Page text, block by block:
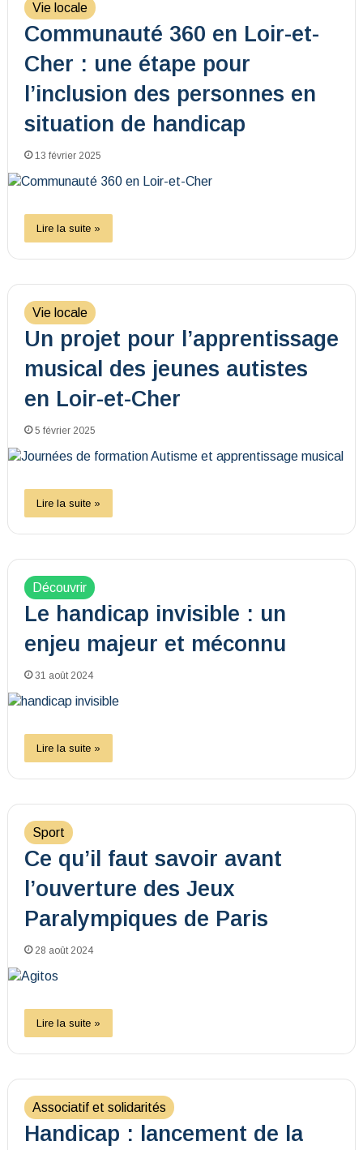
Vie locale
Communauté 360 en Loir-et-
Cher : une étape pour
l’inclusion des personnes en
situation de handicap
13 février 2025
Lire la suite »
Vie locale
Un projet pour l’apprentissage
musical des jeunes autistes
en Loir-et-Cher
5 février 2025
Lire la suite »
Découvrir
Le handicap invisible : un
enjeu majeur et méconnu
31 août 2024
Lire la suite »
Sport
Ce qu’il faut savoir avant
l’ouverture des Jeux
Paralympiques de Paris
28 août 2024
Lire la suite »
Associatif et solidarités
Handicap : lancement de la